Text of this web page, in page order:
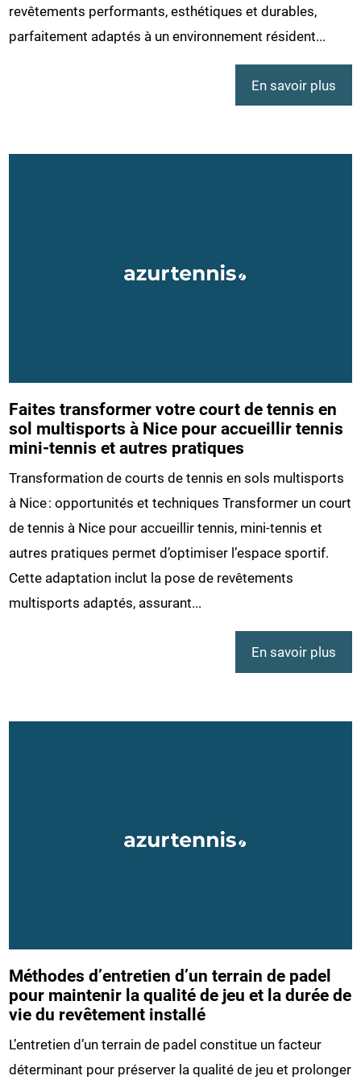
revêtements performants, esthétiques et durables,
parfaitement adaptés à un environnement résident...
En savoir plus
Faites transformer votre court de tennis en
sol multisports à Nice pour accueillir tennis
mini-tennis et autres pratiques
Transformation de courts de tennis en sols multisports
à Nice : opportunités et techniques Transformer un court
de tennis à Nice pour accueillir tennis, mini-tennis et
autres pratiques permet d’optimiser l’espace sportif.
Cette adaptation inclut la pose de revêtements
multisports adaptés, assurant...
En savoir plus
Méthodes d’entretien d’un terrain de padel
pour maintenir la qualité de jeu et la durée de
vie du revêtement installé
L’entretien d’un terrain de padel constitue un facteur
déterminant pour préserver la qualité de jeu et prolonger